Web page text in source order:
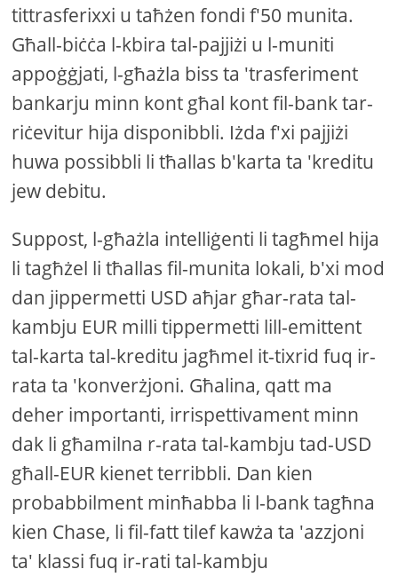
tittrasferixxi u taħżen fondi f'50 munita.
Għall-biċċa l-kbira tal-pajjiżi u l-muniti
appoġġjati, l-għażla biss ta 'trasferiment
bankarju minn kont għal kont fil-bank tar-
riċevitur hija disponibbli. Iżda f'xi pajjiżi
huwa possibbli li tħallas b'karta ta 'kreditu
jew debitu.
Suppost, l-għażla intelliġenti li tagħmel hija
li tagħżel li tħallas fil-munita lokali, b'xi mod
dan jippermetti USD aħjar għar-rata tal-
kambju EUR milli tippermetti lill-emittent
tal-karta tal-kreditu jagħmel it-tixrid fuq ir-
rata ta 'konverżjoni. Għalina, qatt ma
deher importanti, irrispettivament minn
dak li għamilna r-rata tal-kambju tad-USD
għall-EUR kienet terribbli. Dan kien
probabbilment minħabba li l-bank tagħna
kien Chase, li fil-fatt tilef kawża ta 'azzjoni
ta' klassi fuq ir-rati tal-kambju